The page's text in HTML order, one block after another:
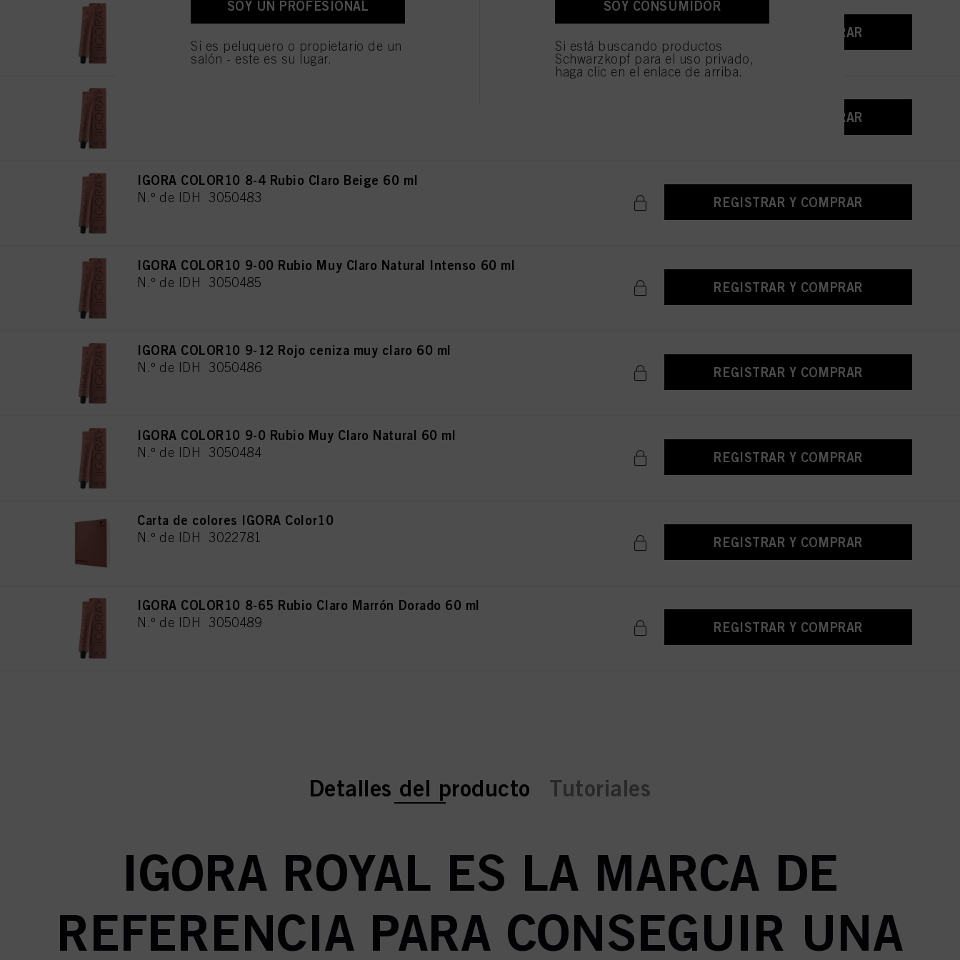
IGORA COLOR10 8-0 Rubio Claro Natural 60 ml
N.º de IDH 3050488 REGISTRAR Y COMPRAR
REGISTRAR Y COMPRAR
IGORA COLOR10 8-4 Rubio Claro Beige 60 ml
N.º de IDH 3050483 REGISTRAR Y COMPRAR
IGORA COLOR10 9-00 Rubio Muy Claro Natural Intenso 60 ml
N.º de IDH 3050485 REGISTRAR Y COMPRAR
IGORA COLOR10 9-12 Rojo ceniza muy claro 60 ml
N.º de IDH 3050486 REGISTRAR Y COMPRAR
IGORA COLOR10 9-0 Rubio Muy Claro Natural 60 ml
N.º de IDH 3050484 REGISTRAR Y COMPRAR
Carta de colores IGORA Color10
N.º de IDH 3022781 REGISTRAR Y COMPRAR
IGORA COLOR10 8-65 Rubio Claro Marrón Dorado 60 ml
N.º de IDH 3050489 REGISTRAR Y COMPRAR
current tab:
current tab:
Detalles del producto Tutoriales
IGORA ROYAL ES LA MARCA DE
REFERENCIA PARA CONSEGUIR UNA
SOY UN PROFESIONAL
Si es peluquero o propietario de un
salón - este es su lugar.
SOY CONSUMIDOR
Si está buscando productos
Schwarzkopf para el uso privado,
haga clic en el enlace de arriba.
personales para todos los fines antes mencionados. Si hace clic en "Rechazar", soólo se utilizarán las cookies que sean técnicamente